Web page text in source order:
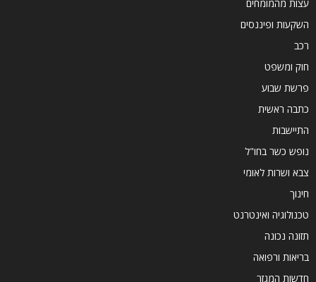
עצות מהמומחים
השקעות ופיננסים
רכב
חוק ומשפט
פרשת שבוע
כתבה ראשית
התיישבות
נופש כשר בחו"ל
צבא ושרות לאומי
חינוך
טכנולוגיה ואינטרנט
תזונה נכונה
בריאות ורפואה
חדשות המגזר